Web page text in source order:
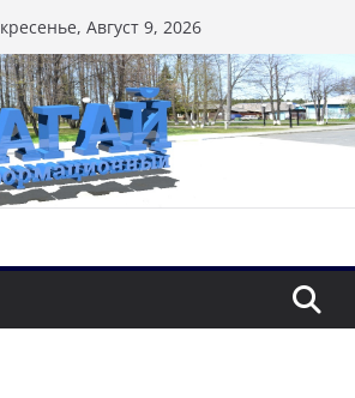
Август 9, 2026